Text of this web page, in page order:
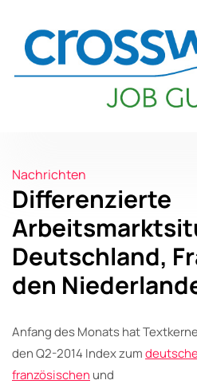
Nachrichten
Differenzierte
Deutschland,
den
Anfang des Monats hat
den Q2-2014 Index zum
französischen und